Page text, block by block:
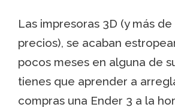
Las impresoras 3D (y más
precios), se acaban
pocos meses en alguna de
tienes que aprender a
compras una Ender 3 a la